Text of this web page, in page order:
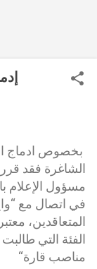
الشاغرة فقد
مسؤول الإعلام
في اتصال مع
المتعاقدين،
الفئة التي
مناصب قارة“